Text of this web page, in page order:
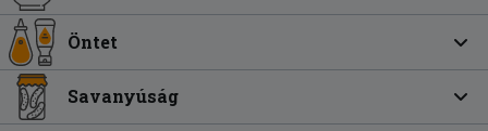
Öntet
Savanyúság